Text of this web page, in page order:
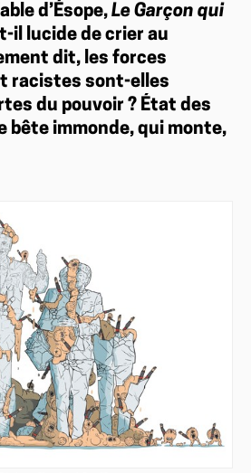
d’Ésope, Le Garçon qui
il lucide de crier au
dit, les forces
racistes sont-elles
du pouvoir ? État des
bête immonde, qui monte,